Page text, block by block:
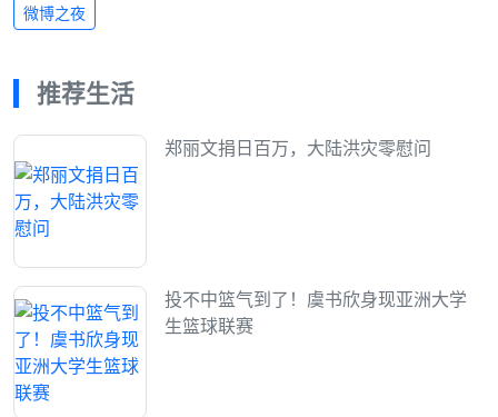
微博之夜
推荐生活
郑丽文捐日百万，大陆洪灾零慰问
投不中篮气到了！虞书欣身现亚洲大学
生篮球联赛